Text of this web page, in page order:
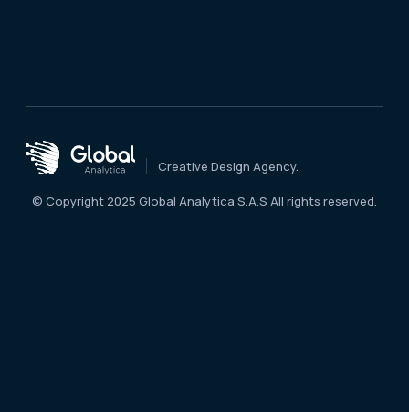
Creative Design Agency.
© Copyright 2025 Global Analytica S.A.S All rights reserved.